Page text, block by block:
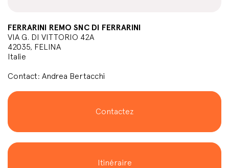
FERRARINI REMO SNC DI FERRARINI
VIA G. DI VITTORIO 42A
42035, FELINA
Italie
Contact: Andrea Bertacchi
Contactez
Itinéraire